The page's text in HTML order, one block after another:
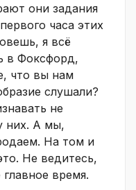
они задания
часа этих
я всё
в Фоксфорд,
что вы нам
слушали?
не
них. А мы,
На том и
Не ведитесь,
время.